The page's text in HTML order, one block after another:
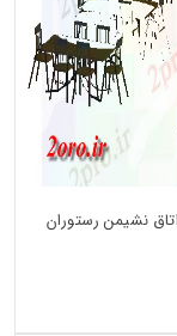
نشیمن رستوران